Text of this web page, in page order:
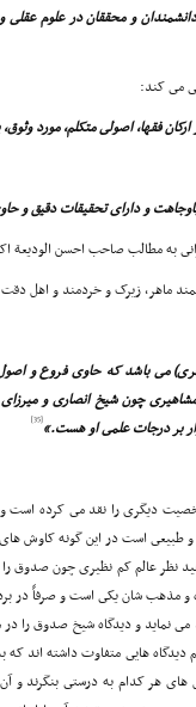
دانشمندان و محققان در علوم
مى کند:
فقها، اصولى متکلم، مورد وثوق،
و داراى تحقیقات دقیق و
به مطالب صاحب احسن الودیعة
ماهر، زیرک و خردمند و اهل
مى باشد که حاوى فروع و
چون شیخ انصارى و میرزاى
بر درجات علمى او هست.»[35]
دیگرى را نقد مى کرده است
طبیعى است در این گونه کاوش هاى
نظر عالم کم نظیرى چون صدوق را
و مذهب شان یکى است و صرفاً در
نماید و دیدگاه شیخ صدوق را
دیدگاه هایى متفاوت داشته اند
هر کدام به درستى بنگرند و